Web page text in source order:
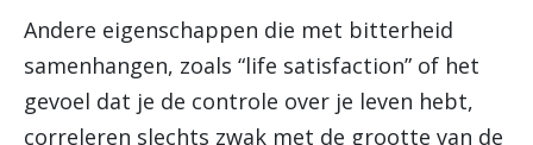
Andere eigenschappen die met bitterheid
samenhangen, zoals “life satisfaction” of het
gevoel dat je de controle over je leven hebt,
correleren slechts zwak met de grootte van de